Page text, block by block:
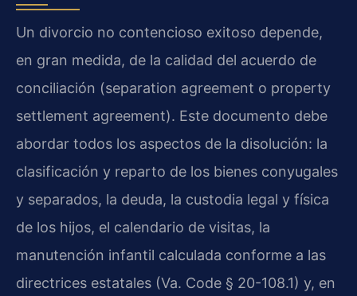
Un divorcio no contencioso exitoso depende,
en gran medida, de la calidad del acuerdo de
conciliación (separation agreement o property
settlement agreement). Este documento debe
abordar todos los aspectos de la disolución: la
clasificación y reparto de los bienes conyugales
y separados, la deuda, la custodia legal y física
de los hijos, el calendario de visitas, la
manutención infantil calculada conforme a las
directrices estatales (Va. Code § 20-108.1) y, en